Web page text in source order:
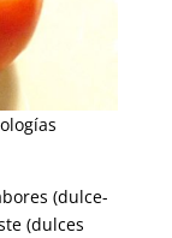
(dulce-
(dulces